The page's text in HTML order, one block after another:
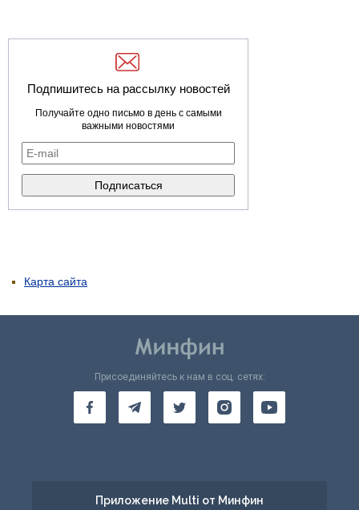
Подпишитесь на рассылку новостей
Получайте одно письмо в день с самыми
важными новостями
Карта сайта
Присоединяйтесь к нам в соц. сетях:
Приложение Multi от Минфин